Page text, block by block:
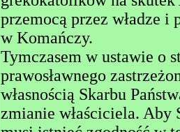
przemocą przez władze i
w Komańczy.
Tymczasem w ustawie o
prawosławnego
własnością Skarbu
zmianie właściciela. Aby